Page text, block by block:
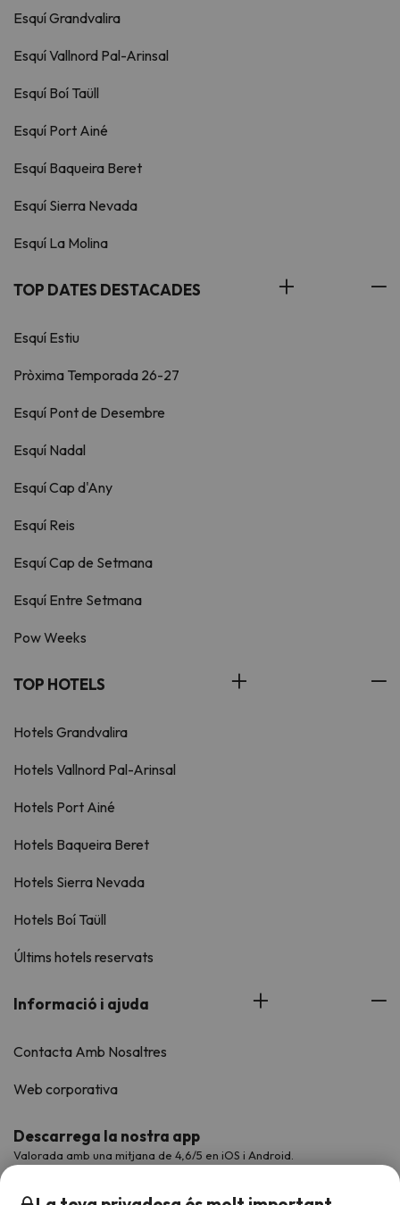
Esquí Grandvalira
Esquí Vallnord Pal-Arinsal
Esquí Boí Taüll
Esquí Port Ainé
Esquí Baqueira Beret
Esquí Sierra Nevada
Esquí La Molina
TOP DATES DESTACADES
Esquí Estiu
Pròxima Temporada 26-27
Esquí Pont de Desembre
Esquí Nadal
Esquí Cap d'Any
Esquí Reis
Esquí Cap de Setmana
Esquí Entre Setmana
Pow Weeks
TOP HOTELS
Hotels Grandvalira
Hotels Vallnord Pal-Arinsal
Hotels Port Ainé
Hotels Baqueira Beret
Hotels Sierra Nevada
Hotels Boí Taüll
Últims hotels reservats
Informació i ajuda
Contacta Amb Nosaltres
Web corporativa
Descarrega la nostra app
Valorada amb una mitjana de 4,6/5 en iOS i Android.